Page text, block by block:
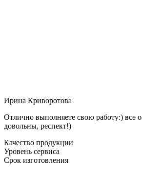
Ирина Криворотова
Отлично выполняете свою работу:) все
довольны, респект!)
Качество продукции
Уровень сервиса
Срок изготовления